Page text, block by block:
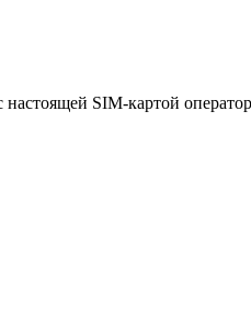
SIM-картой